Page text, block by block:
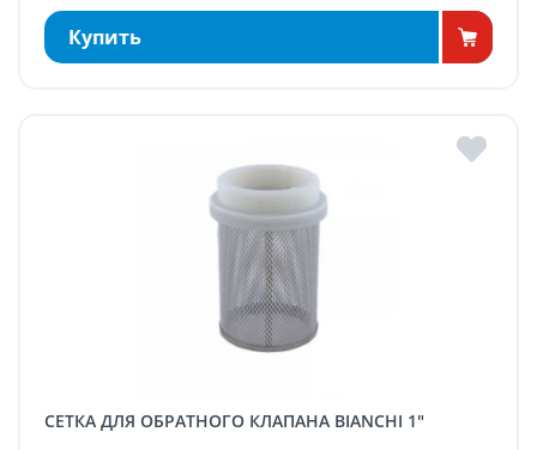
Купить
СЕТКА ДЛЯ ОБРАТНОГО КЛАПАНА BIANCHI 1"